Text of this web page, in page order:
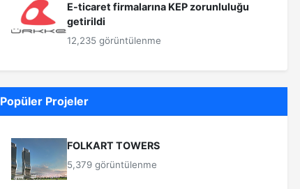
E-ticaret firmalarına KEP zorunluluğu
getirildi
12,235 görüntülenme
Popüler Projeler
FOLKART TOWERS
5,379 görüntülenme